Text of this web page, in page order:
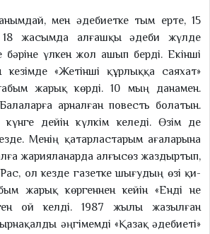
мен әдебиетке тым ерте, 15
18 жасымда ал­ғаш­­қы әдеби жүлде
үлкен жол ашып берді. Екінші
«Жетінші құрлыққа сая­хат»
жарық көрді. 10 мың данамен.
арналған повесть болатын.
дейін күлкім келеді. Өзім де
Менің қатарластарым ағаларына
жарияланарда алғысөз жаздыртып,
ол кезде газетке шығудың өзі қи­
жарық көр­геннен кейін «Енді не
ой келді. 1987 жылы жазылған
әңгімемді «Қа­зақ әдебиеті»